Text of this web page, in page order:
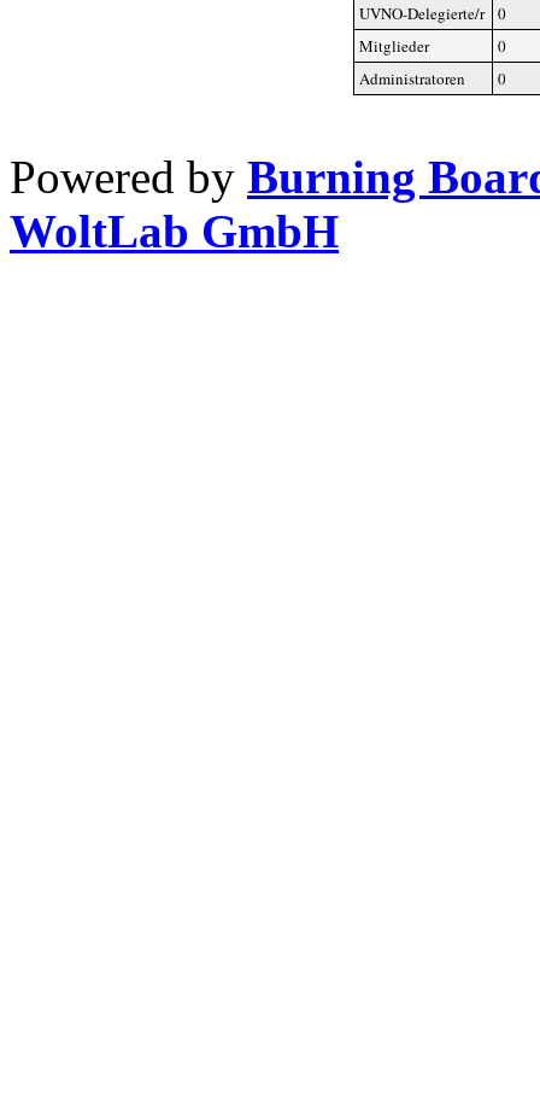
UVNO-Delegierte/r
0
Mitglieder
0
Administratoren
0
Powered by Burning
WoltLab GmbH